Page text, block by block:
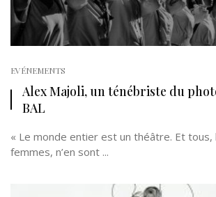
EVÉNEMENTS
Alex Majoli, un ténébriste du
BAL
« Le monde entier est un théâtre. Et
femmes, n’en sont ...